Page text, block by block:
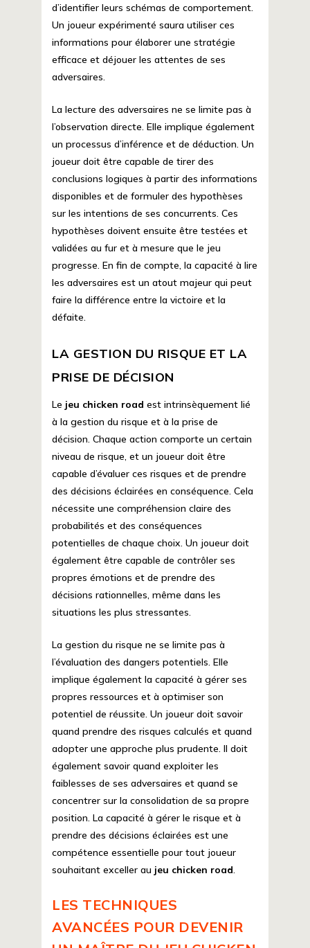
d’identifier leurs schémas de comportement.
Un joueur expérimenté saura utiliser ces
informations pour élaborer une stratégie
efficace et déjouer les attentes de ses
adversaires.
La lecture des adversaires ne se limite pas à
l’observation directe. Elle implique également
un processus d’inférence et de déduction. Un
joueur doit être capable de tirer des
conclusions logiques à partir des informations
disponibles et de formuler des hypothèses
sur les intentions de ses concurrents. Ces
hypothèses doivent ensuite être testées et
validées au fur et à mesure que le jeu
progresse. En fin de compte, la capacité à lire
les adversaires est un atout majeur qui peut
faire la différence entre la victoire et la
défaite.
LA GESTION DU RISQUE ET LA
PRISE DE DÉCISION
Le jeu chicken road est intrinsèquement lié
à la gestion du risque et à la prise de
décision. Chaque action comporte un certain
niveau de risque, et un joueur doit être
capable d’évaluer ces risques et de prendre
des décisions éclairées en conséquence. Cela
nécessite une compréhension claire des
probabilités et des conséquences
potentielles de chaque choix. Un joueur doit
également être capable de contrôler ses
propres émotions et de prendre des
décisions rationnelles, même dans les
situations les plus stressantes.
La gestion du risque ne se limite pas à
l’évaluation des dangers potentiels. Elle
implique également la capacité à gérer ses
propres ressources et à optimiser son
potentiel de réussite. Un joueur doit savoir
quand prendre des risques calculés et quand
adopter une approche plus prudente. Il doit
également savoir quand exploiter les
faiblesses de ses adversaires et quand se
concentrer sur la consolidation de sa propre
position. La capacité à gérer le risque et à
prendre des décisions éclairées est une
compétence essentielle pour tout joueur
souhaitant exceller au jeu chicken road.
LES TECHNIQUES
AVANCÉES POUR DEVENIR